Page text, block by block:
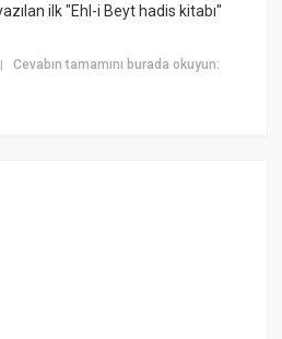
ilk "Ehl-i Beyt hadis kitabı"
Cevabın tamamını burada okuyun: